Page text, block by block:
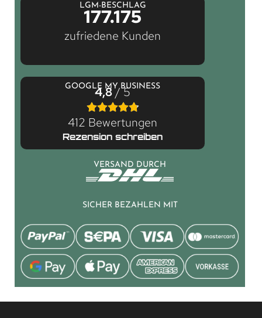
LGM-BESCHLAG
177.175
zufriedene Kunden
GOOGLE MY BUSINESS
4,8/ 5
412 Bewertungen
Rezension schreiben
VERSAND DURCH
SICHER BEZAHLEN MIT